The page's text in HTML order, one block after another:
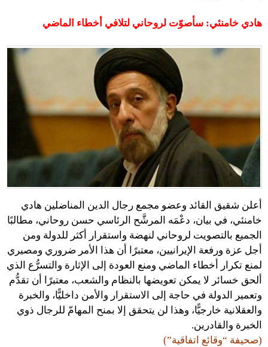
هادي خامنئي: سأصوّت لروحاني لتلافي أخطاء الماضي
أعلن شقيق القائد وعضو مجمع رجال الدين المناضلين هادي
خامنئي، في بيان، دعْمَه المرشَّح الرئاسي حسن روحاني، مطالبًا
الجميع بالتصويت لروحاني لنهضة واستقرار أكثر للدولة ومن
أجل عزة ورفعة الإيرانيين، معتبرًا أن هذا الأمر ضروري ومصيري
لمنع تكرار أخطاء الماضي ومنع العودة إلى الإثارة والتسرُّع الذي
ألحق خسائر لا يمكن تعويضها بالنظام والشعب، معتبرًا أن تقدُّم
وتعمير الدولة في حاجة إلى الاستقرار والأمن داخليًّا، والخبرة
والعقلانية خارجيًّا، وهذا لن يتحقق إلا بمنح المهامّ للرجال ذوي
الخبرة والقادرين.
(صحيفة “وقائع اتفاقية”)